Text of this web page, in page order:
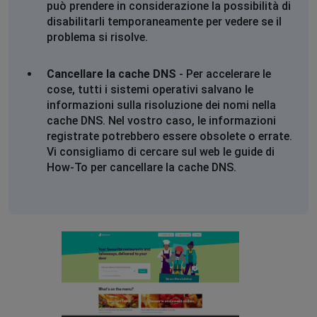
Non funziona ne l'app rider ne deliveroo
Capannori, Italy • 1 anni ago
Non funziona ne l'app rider ne deliveroo
Lorenzo
Capannori, Italy • 1 anni ago
Non funziona ne l'app rider ne deliveroo
Non funziona ne l'app rider ne deliveroo
Capannori, Italy • 1 anni ago
Non funziona ne l'app rider ne deliveroo
può prendere in considerazione la possibilità di
disabilitarli temporaneamente per vedere se il
problema si risolve.
Cancellare la cache DNS - Per accelerare le
cose, tutti i sistemi operativi salvano le
informazioni sulla risoluzione dei nomi nella
cache DNS. Nel vostro caso, le informazioni
registrate potrebbero essere obsolete o errate.
Vi consigliamo di cercare sul web le guide di
How-To per cancellare la cache DNS.